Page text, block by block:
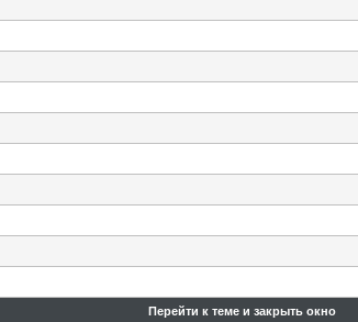
Перейти к теме и закрыть окно